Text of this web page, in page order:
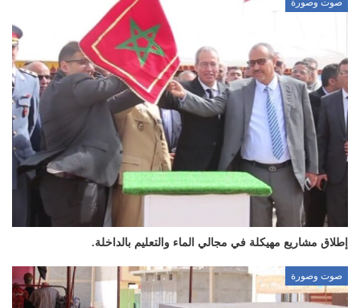
إطلاق مشاريع مهيكلة في مجالي الماء والتعليم بالداخلة.
صوت وصورة